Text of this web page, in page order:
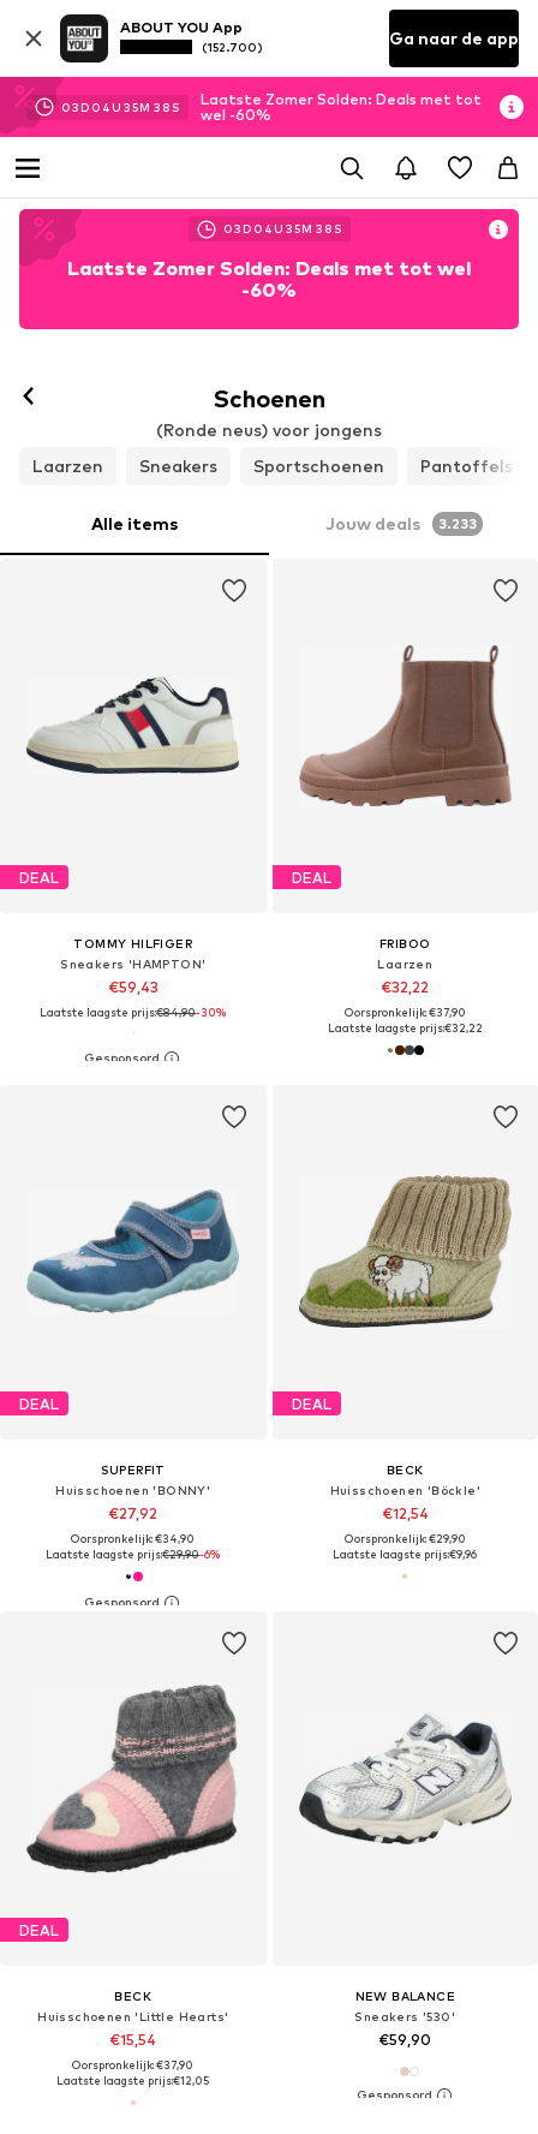
ABOUT YOU App
(152.700) Ga naar de app
03D 04U 35M 36 S
Laatste Zomer Solden: Deals met tot
wel -60%
03D 04U 35M 36 S
Laatste Zomer Solden: Deals met tot wel
-60%
Schoenen
(Ronde neus) voor jongens
Laarzen
Sneakers Sportschoenen Pantoffels
Alle items Jouw deals 3.233
DEAL
TOMMY HILFIGER
Sneakers 'HAMPTON'
€59,43
Laatste laagste prijs:€84,90-30%
DEAL
FRIBOO
Laarzen
€32,22
Oorspronkelijk: €37,90
Laatste laagste prijs:€32,22
DEAL
SUPERFIT
Huisschoenen 'BONNY'
€27,92
Oorspronkelijk: €34,90
Laatste laagste prijs:€29,90-6%
DEAL
BECK
Huisschoenen 'Böckle'
€12,54
Oorspronkelijk: €29,90
Laatste laagste prijs:€9,96
DEAL
BECK
Huisschoenen 'Little Hearts'
€15,54
Oorspronkelijk: €37,90
Laatste laagste prijs:€12,05
NEW BALANCE
Sneakers '530'
€59,90